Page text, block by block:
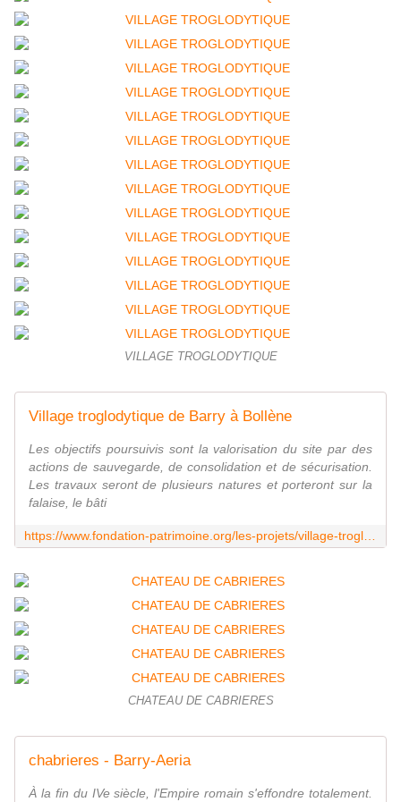
VILLAGE TROGLODYTIQUE
Village troglodytique de Barry à Bollène
Les objectifs poursuivis sont la valorisation du site par des
actions de sauvegarde, de consolidation et de sécurisation.
Les travaux seront de plusieurs natures et porteront sur la
falaise, le bâti
CHATEAU DE CABRIERES
chabrieres - Barry-Aeria
À la fin du IVe siècle, l'Empire romain s'effondre totalement.